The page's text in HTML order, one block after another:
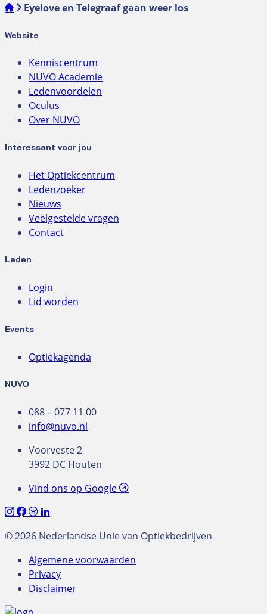
Eyelove en Telegraaf gaan weer los
Website
Kenniscentrum
NUVO Academie
Ledenvoordelen
Oculus
Over NUVO
Interessant voor jou
Het Optiekcentrum
Ledenzoeker
Nieuws
Veelgestelde vragen
Contact
Leden
Login
Lid worden
Events
Optiekagenda
NUVO
088 – 077 11 00
info@nuvo.nl
Voorveste 2
3992 DC Houten
Vind ons op Google
© 2026 Nederlandse Unie van Optiekbedrijven
Algemene voorwaarden
Privacy
Disclaimer